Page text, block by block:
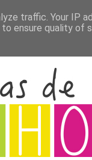
traffic. Your IP
ensure quality of